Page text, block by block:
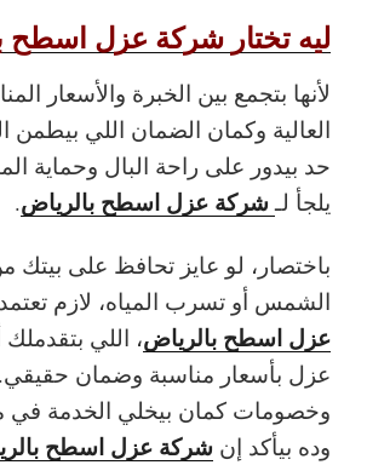
ليه تختار شركة عزل اسطح
لأنها بتجمع بين الخبرة والأسعار
العالية وكمان الضمان اللي بيطمن
حد بيدور على راحة البال وحماية
يلجأ لـشركة عزل اسطح بالرياض.
باختصار، لو عايز تحافظ على بيتك
الشمس أو تسرب المياه، لازم
عزل اسطح بالرياض، اللي
عزل بأسعار مناسبة وضمان
وخصومات كمان بيخلي الخدمة في
وده بيأكد إن شركة عزل اسطح